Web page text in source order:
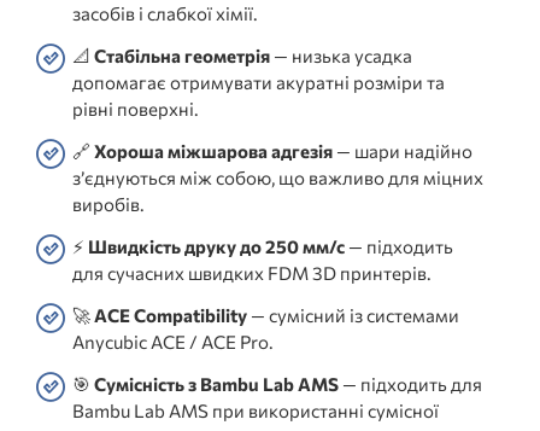
засобів і слабкої хімії.
📐 Стабільна геометрія — низька усадка
допомагає отримувати акуратні розміри та
рівні поверхні.
🔗 Хороша міжшарова адгезія — шари надійно
з’єднуються між собою, що важливо для міцних
виробів.
⚡ Швидкість друку до 250 мм/с — підходить
для сучасних швидких FDM 3D принтерів.
🚀ACE Compatibility — сумісний із системами
Anycubic ACE / ACE Pro.
🎯 Сумісність з Bambu Lab AMS — підходить для
Bambu Lab AMS при використанні сумісної